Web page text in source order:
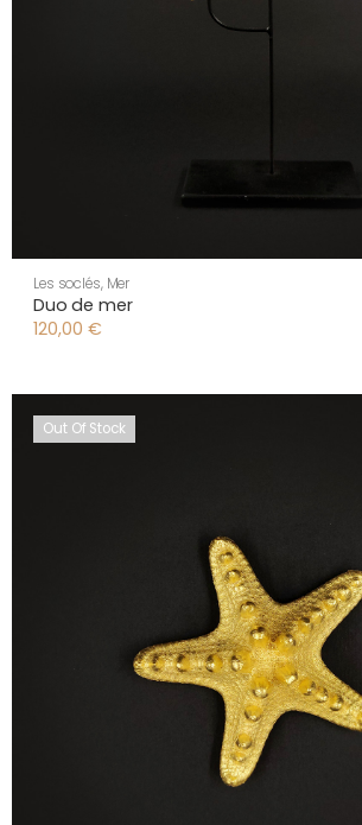
Les soclés, Mer
Duo de mer
120,00 €
Out Of Stock